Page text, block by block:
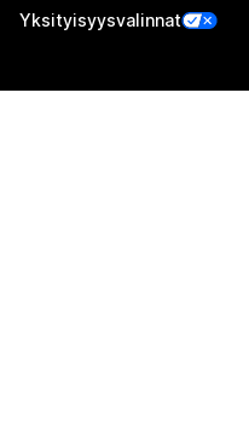
Yksityisyysvalinnat